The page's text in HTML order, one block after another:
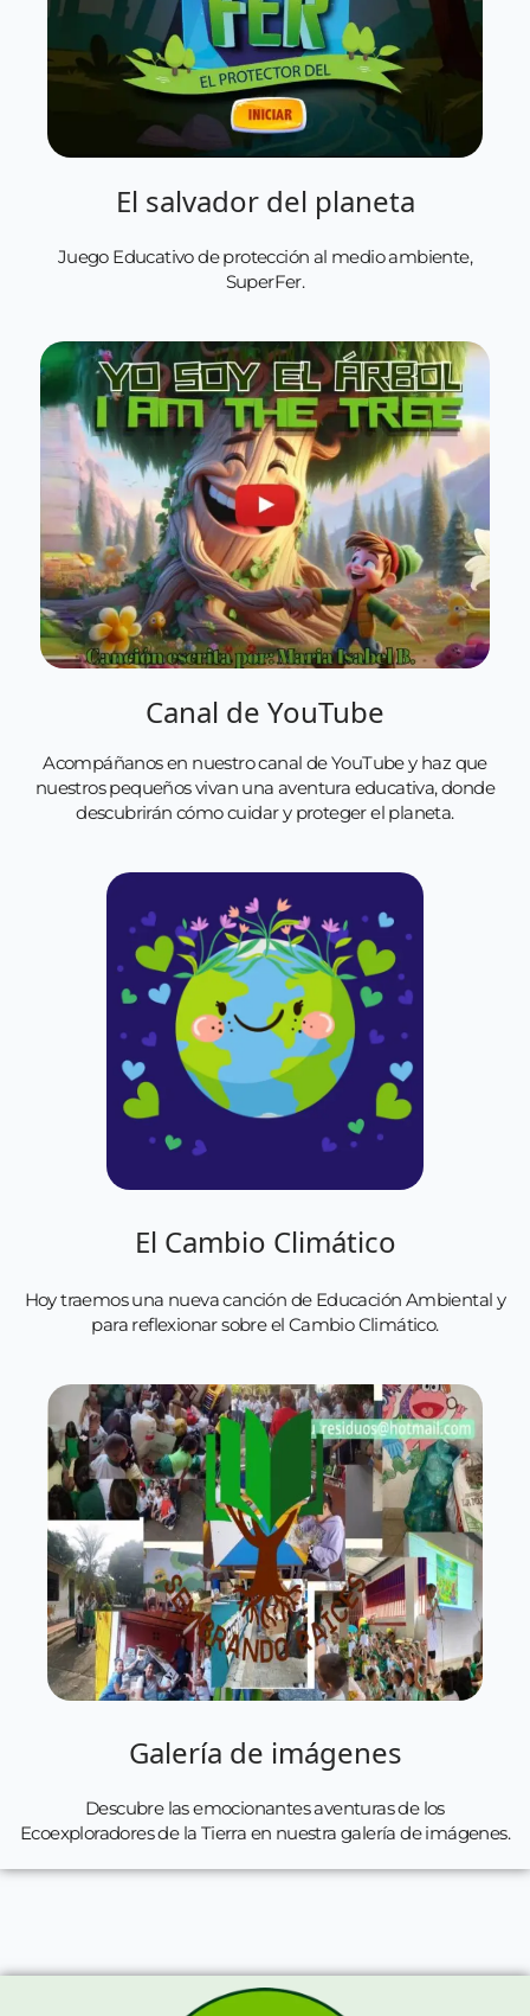
El salvador del planeta
Juego Educativo de protección al medio ambiente,
SuperFer.
Canal de YouTube
Acompáñanos en nuestro canal de YouTube y haz que
nuestros pequeños vivan una aventura educativa, donde
descubrirán cómo cuidar y proteger el planeta.
El Cambio Climático
Hoy traemos una nueva canción de Educación Ambiental y
para reflexionar sobre el Cambio Climático.
Galería de imágenes
Descubre las emocionantes aventuras de los
Ecoexploradores de la Tierra en nuestra galería de imágenes.